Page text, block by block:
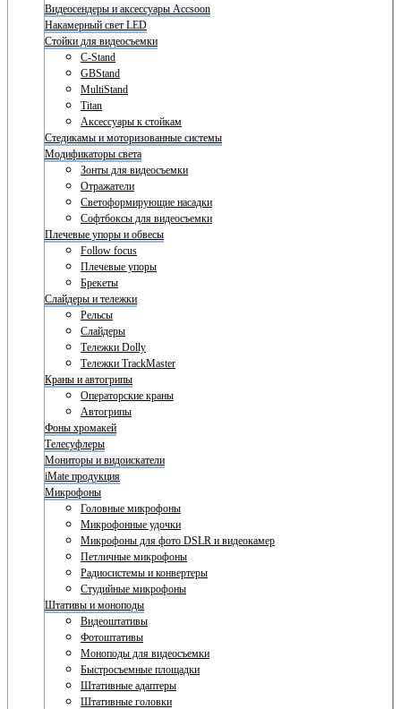
Видеосендеры и аксессуары Accsoon
Накамерный свет LED
Стойки для видеосъемки
C-Stand
GBStand
MultiStand
Titan
Аксессуары к стойкам
Стедикамы и моторизованные системы
Модификаторы света
Зонты для видеосъемки
Отражатели
Светоформирующие насадки
Софтбоксы для видеосъемки
Плечевые упоры и обвесы
Follow focus
Плечевые упоры
Брекеты
Слайдеры и тележки
Рельсы
Слайдеры
Тележки Dolly
Тележки TrackMaster
Краны и автогрипы
Операторские краны
Автогрипы
Фоны хромакей
Телесуфлеры
Мониторы и видоискатели
iMate продукция
Микрофоны
Головные микрофоны
Микрофонные удочки
Микрофоны для фото DSLR и видеокамер
Петличные микрофоны
Радиосистемы и конвертеры
Студийные микрофоны
Штативы и моноподы
Видеоштативы
Фотоштативы
Моноподы для видеосъемки
Быстросъемные площадки
Штативные адаптеры
Штативные головки